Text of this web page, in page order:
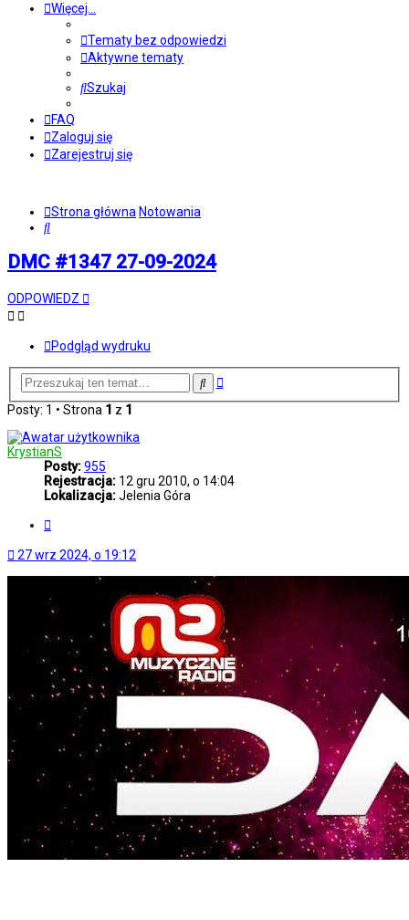
Więcej…
Tematy bez odpowiedzi
Aktywne tematy
Szukaj
FAQ
Zaloguj się
Zarejestruj się
Strona główna Notowania
Szukaj
DMC #1347 27-09-2024
ODPOWIEDZ
Podgląd wydruku
SzukajWyszukiwanie
Posty: 1 • Strona 1 z 1
KrystianS
Posty:955
Rejestracja: 12 gru 2010, o 14:04
Lokalizacja:Jelenia Góra
27 wrz 2024, o 19:12